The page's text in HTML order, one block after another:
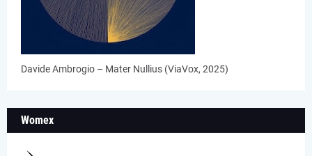
Davide Ambrogio – Mater Nullius (ViaVox, 2025)
Womex